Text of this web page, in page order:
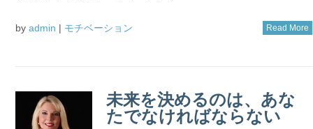
by admin | モチベーション Read More
未来を決めるのは、あな
たでなければならない